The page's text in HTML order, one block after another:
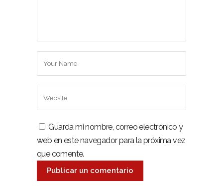
Guarda mi nombre, correo electrónico y
web en este navegador para la próxima vez
que comente.